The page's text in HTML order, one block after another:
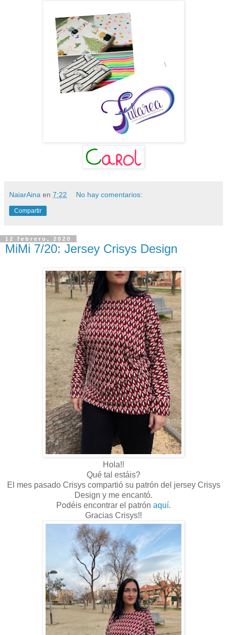
NaiarAina en 7:22 No hay comentarios:
Compartir
12 febrero, 2020
MiMi 7/20: Jersey Crisys Design
Hola!!
Qué tal estáis?
El mes pasado Crisys compartió su patrón del jersey Crisys
Design y me encantó.
Podéis encontrar el patrón aquí.
Gracias Crisys!!